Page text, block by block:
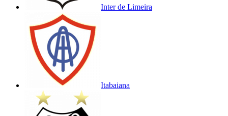
Inter de Limeira
Itabaiana